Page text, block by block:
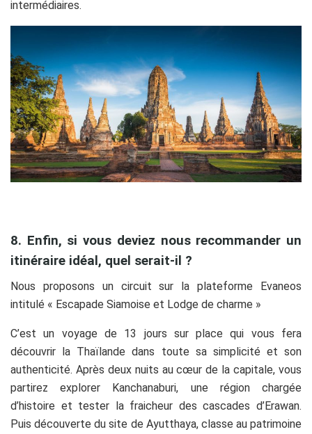
intermédiaires.
8. Enfin, si vous deviez nous recommander un
itinéraire idéal, quel serait-il ?
Nous proposons un circuit sur la plateforme Evaneos
intitulé « Escapade Siamoise et Lodge de charme »
C’est un voyage de 13 jours sur place qui vous fera
découvrir la Thaïlande dans toute sa simplicité et son
authenticité. Après deux nuits au cœur de la capitale, vous
partirez explorer Kanchanaburi, une région chargée
d’histoire et tester la fraicheur des cascades d’Erawan.
Puis découverte du site de Ayutthaya, classe au patrimoine